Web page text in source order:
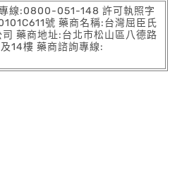
線:0800-051-148 許可執照字
號 藥商名稱:台灣屈臣氏
藥商地址:台北市松山區八德路
14樓 藥商諮詢專線: